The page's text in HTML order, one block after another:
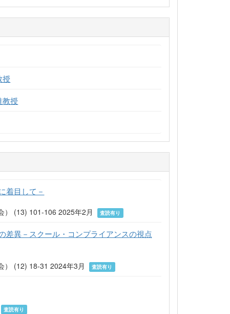
授
教授
着目して－
） (13) 101-106 2025年2月
査読有り
差異－スクール・コンプライアンスの視点
） (12) 18-31 2024年3月
査読有り
査読有り